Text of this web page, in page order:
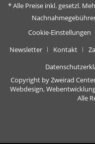
* Alle Preise inkl. gesetzl.
Cookie-Einstellungen
Newsletter
Kontakt
Copyright by Zweirad
Webdesign,
Alle